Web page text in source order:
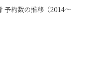
予約数の推移（2014〜